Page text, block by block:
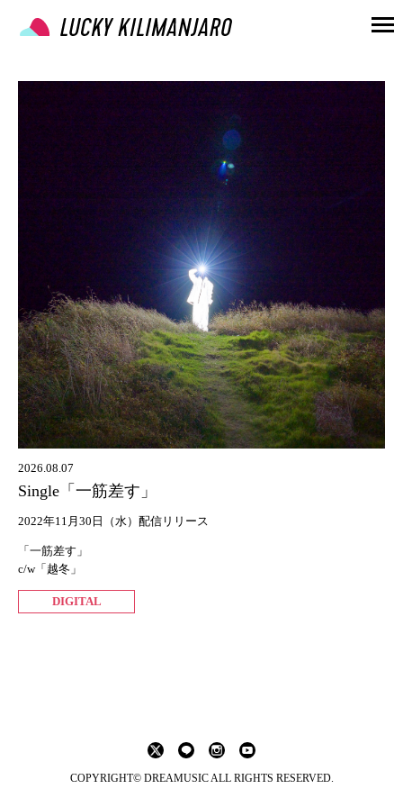
2026.08.07
Single「一筋差す」
2022年11月30日（水）配信リリース
「一筋差す」
c/w「越冬」
DIGITAL
COPYRIGHT© DREAMUSIC ALL RIGHTS RESERVED.